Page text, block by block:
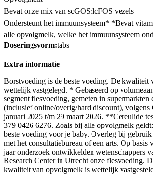
Bevat onze mix van scGOS:lcFOS vezels
Ondersteunt het immuunsysteem* *Bevat
alle opvolgmelk, welke het immuunsysteem
Doseringsvorm:tabs
Extra informatie
Borstvoeding is de beste voeding. De kwaliteit
wettelijk vastgelegd. * Gebaseerd op
segment flesvoeding, gemeten in supermarkten
(inclusief online/overig/hard discount), volgens
januari 2025 t/m 29 maart 2026. **Cereulide
379 0426 6276. Zoals bij alle opvolgmelk
beste voeding voor je baby. Overleg bij
met het consultatiebureau of een arts. Op basis
jaar onderzoek ontwikkelden wetenschappers
Research Center in Utrecht onze flesvoeding.
kwaliteit van opvolgmelk is wettelijk vastgesteld